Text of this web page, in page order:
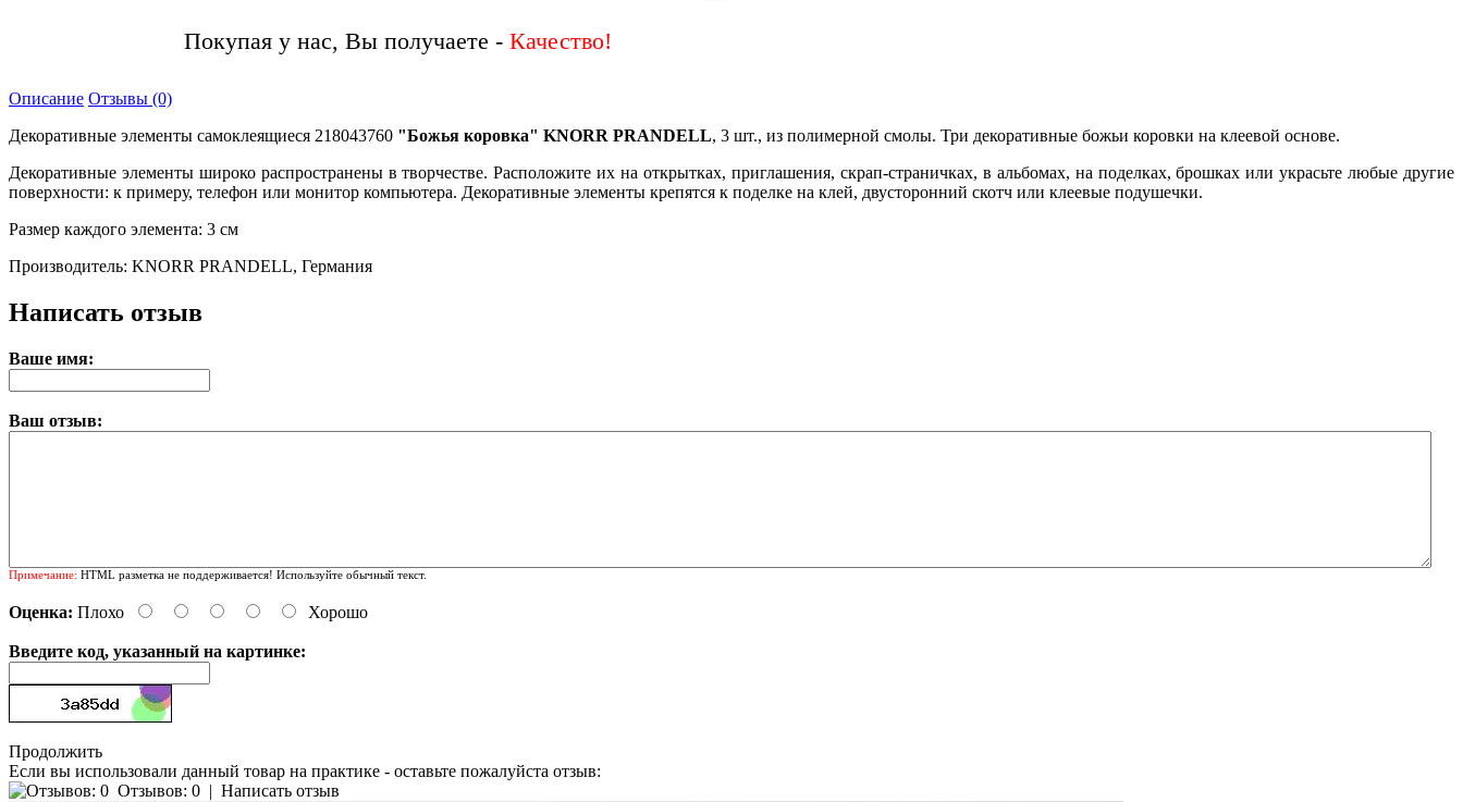
Покупая у нас, Вы получаете -
Описание Отзывы (0)
Декоративные элементы самоклеящиеся 218043760 "Божья коровка" KNORR PRANDELL, 3 шт., из полимерной смолы. Три декоративные божьи коровки на клеевой основе.
Декоративные элементы широко распространены в творчестве. Расположите их на открытках, приглашения, скрап-страничках, в альбомах, на поделках, брошках или украсьте любые другие
поверхности: к примеру, телефон или монитор компьютера. Декоративные элементы крепятся к поделке на клей, двусторонний скотч или клеевые подушечки.
Размер каждого элемента: 3 см
Производитель: KNORR PRANDELL, Германия
Написать отзыв
Ваше имя:
Ваш отзыв:
Примечание: HTML разметка не поддерживается! Используйте обычный текст.
Оценка: Плохо Хорошо
Введите код, указанный на картинке:
Продолжить
Если вы использовали данный товар на практике - оставьте пожалуйста отзыв:
Отзывов: 0 | Написать отзыв